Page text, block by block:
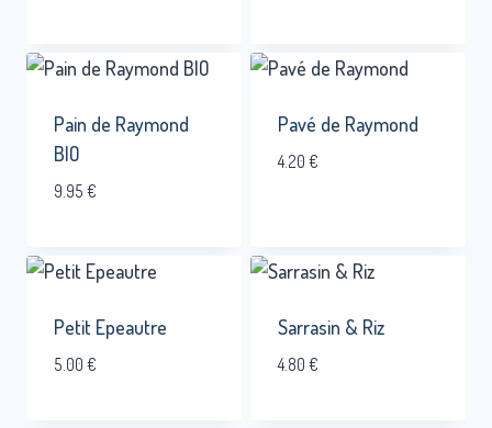
Pain de Raymond
BIO
9.95 €
Pavé de Raymond
4.20 €
Petit Epeautre
5.00 €
Sarrasin & Riz
4.80 €